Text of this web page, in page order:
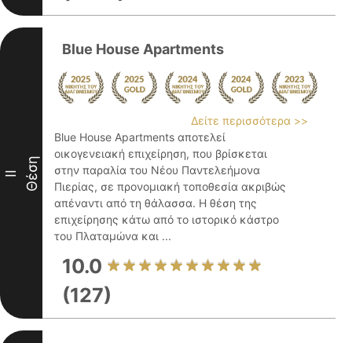
II Θέση
Blue House Apartments
Δείτε περισσότερα >>
Blue House Apartments αποτελεί
οικογενειακή επιχείρηση, που βρίσκεται
στην παραλία του Νέου Παντελεήμονα
Πιερίας, σε προνομιακή τοποθεσία ακριβώς
απέναντι από τη θάλασσα. Η θέση της
επιχείρησης κάτω από το ιστορικό κάστρο
του Πλαταμώνα και ...
10.0
(127)